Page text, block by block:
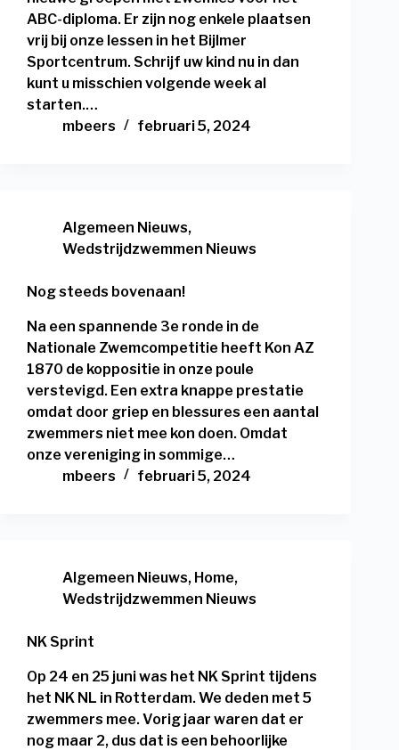
ABC-diploma. Er zijn nog enkele plaatsen
vrij bij onze lessen in het Bijlmer
Sportcentrum. Schrijf uw kind nu in dan
kunt u misschien volgende week al
starten.…
mbeers
februari 5, 2024
Algemeen Nieuws,
Wedstrijdzwemmen Nieuws
Nog steeds bovenaan!
Na een spannende 3e ronde in de
Nationale Zwemcompetitie heeft Kon AZ
1870 de koppositie in onze poule
verstevigd. Een extra knappe prestatie
omdat door griep en blessures een aantal
zwemmers niet mee kon doen. Omdat
onze vereniging in sommige…
mbeers
februari 5, 2024
Algemeen Nieuws, Home,
Wedstrijdzwemmen Nieuws
NK Sprint
Op 24 en 25 juni was het NK Sprint tijdens
het NK NL in Rotterdam. We deden met 5
zwemmers mee. Vorig jaar waren dat er
nog maar 2, dus dat is een behoorlijke